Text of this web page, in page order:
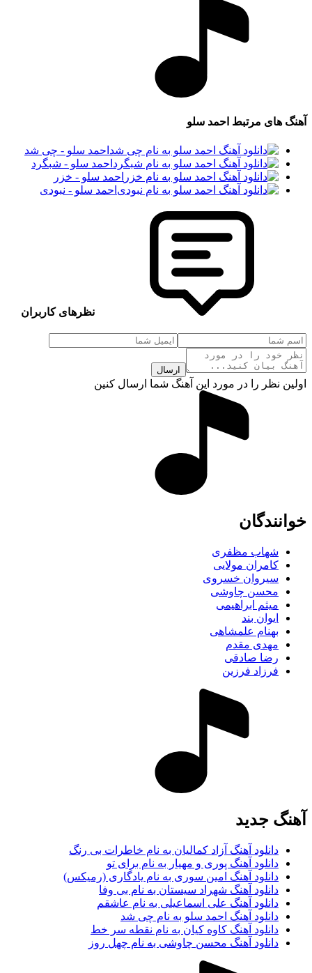
آهنگ های مرتبط احمد سلو
احمد سلو - چی شد
احمد سلو - شبگرد
احمد سلو - خزر
احمد سلو - نبودی
نظرهای کاربران
ارسال
اولین نظر را در مورد این آهنگ شما ارسال کنین
خوانندگان
شهاب مظفری
کامران مولایی
سیروان خسروی
محسن چاوشی
میثم ابراهیمی
ایوان بند
بهنام علمشاهی
مهدی مقدم
رضا صادقی
فرزاد فرزین
آهنگ جديد
دانلود آهنگ آزاد کمالیان به نام خاطرات بی رنگ
دانلود آهنگ پوری و مهیار به نام برای تو
دانلود آهنگ امین سوری به نام یادگاری (رمیکس)
دانلود آهنگ شهراد سیستان به نام بی وفا
دانلود آهنگ علی اسماعیلی به نام عاشقم
دانلود آهنگ احمد سلو به نام چی شد
دانلود آهنگ کاوه کیان به نام نقطه سر خط
دانلود آهنگ محسن چاوشی به نام چهل روز